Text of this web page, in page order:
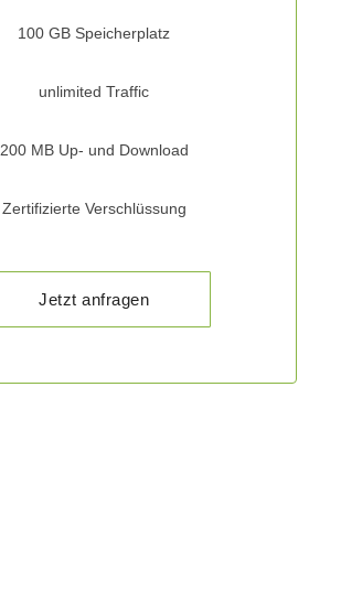
100 GB Speicherplatz
unlimited Traffic
200 MB Up- und Download
Zertifizierte Verschlüssung
Jetzt anfragen